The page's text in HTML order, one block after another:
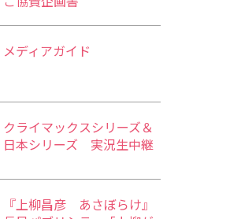
メディアガイド
クライマックスシリーズ＆
日本シリーズ 実況生中継
『上柳昌彦 あさぼらけ』